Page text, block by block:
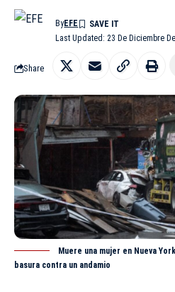
Last Updated: 23 De Diciembre
ByEFE
Share
Muere una mujer en Nueva
basura contra un andamio